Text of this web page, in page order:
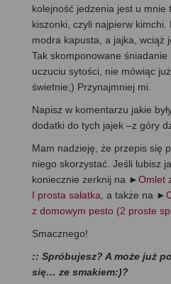
kolejność jedzenia jest u mnie
kiszonki, czyli najpierw kimchi.
modra kapusta, a jajka, wciąż
Tak skomponowane śniadanie
uczuciu sytości, nie mówiąc
świetnie;) Przynajmniej mi.
Napisz w komentarzu jakie
dodatki do tych jajek –z góry
Mam nadzieję, że przepis się
niego skorzystać. Jeśli lubisz
koniecznie zerknij na ►Omlet
I prosta sałatka , a także na ►
z domowym pesto (2 proste
Smacznego!
:: Spróbujesz? A może już
się… ze smakiem:)?